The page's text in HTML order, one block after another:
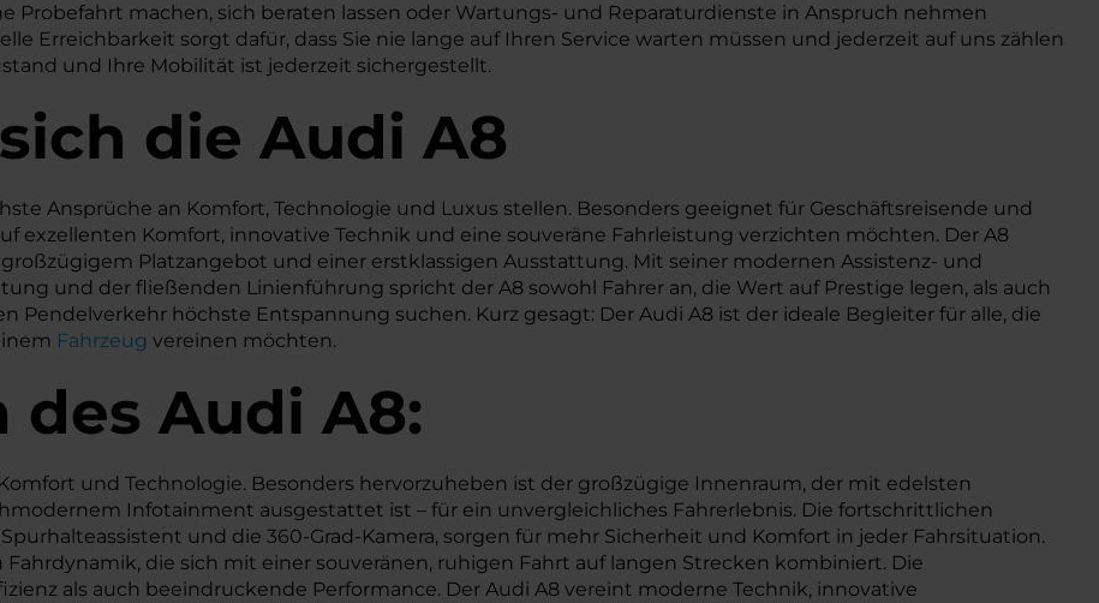
Probefahrt machen, sich beraten lassen oder Wartungs- und Reparaturdienste in Anspruch nehmen
Erreichbarkeit sorgt dafür, dass Sie nie lange auf Ihren Service warten müssen und jederzeit auf uns zählen
und Ihre Mobilität ist jederzeit sichergestellt.
die Audi A8
Ansprüche an Komfort, Technologie und Luxus stellen. Besonders geeignet für Geschäftsreisende und
exzellenten Komfort, innovative Technik und eine souveräne Fahrleistung verzichten möchten. Der A8
Platzangebot und einer erstklassigen Ausstattung. Mit seiner modernen Assistenz- und
und der fließenden Linienführung spricht der A8 sowohl Fahrer an, die Wert auf Prestige legen, als auch
Pendelverkehr höchste Entspannung suchen. Kurz gesagt: Der Audi A8 ist der ideale Begleiter für alle, die
Fahrzeug vereinen möchten.
des Audi A8:
und Technologie. Besonders hervorzuheben ist der großzügige Innenraum, der mit edelsten
Infotainment ausgestattet ist – für ein unvergleichliches Fahrerlebnis. Die fortschrittlichen
und die 360-Grad-Kamera, sorgen für mehr Sicherheit und Komfort in jeder Fahrsituation.
die sich mit einer souveränen, ruhigen Fahrt auf langen Strecken kombiniert. Die
als auch beeindruckende Performance. Der Audi A8 vereint moderne Technik, innovative